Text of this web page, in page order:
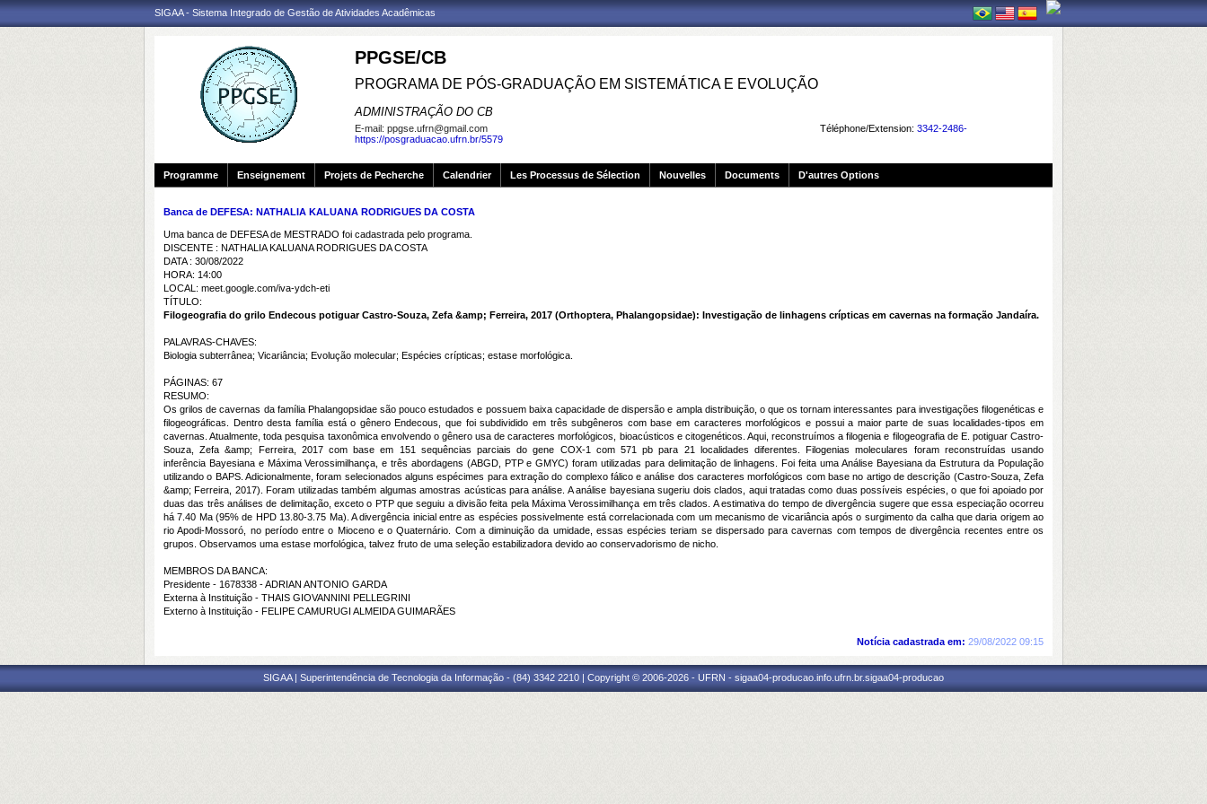
SIGAA - Sistema Integrado de Gestão de Atividades Acadêmicas
PPGSE/CB
PROGRAMA DE PÓS-GRADUAÇÃO EM SISTEMÁTICA E EVOLUÇÃO
ADMINISTRAÇÃO DO CB
Téléphone/Extension: 3342-2486-
E-mail: ppgse.ufrn@gmail.com
https://posgraduacao.ufrn.br/5579
Programme Enseignement Projets de Pecherche Calendrier Les Processus de Sélection Nouvelles Documents D'autres Options
Banca de DEFESA: NATHALIA KALUANA RODRIGUES DA COSTA
Uma banca de DEFESA de MESTRADO foi cadastrada pelo programa.
DISCENTE : NATHALIA KALUANA RODRIGUES DA COSTA
DATA : 30/08/2022
HORA: 14:00
LOCAL: meet.google.com/iva-ydch-eti
TÍTULO:
Filogeografia do grilo Endecous potiguar Castro-Souza, Zefa &amp; Ferreira, 2017 (Orthoptera, Phalangopsidae): Investigação de linhagens crípticas em cavernas na formação Jandaíra.
PALAVRAS-CHAVES:
Biologia subterrânea; Vicariância; Evolução molecular; Espécies crípticas; estase morfológica.
PÁGINAS: 67
RESUMO:
Os grilos de cavernas da família Phalangopsidae são pouco estudados e possuem baixa capacidade de dispersão e ampla distribuição, o que os tornam interessantes para investigações filogenéticas e
filogeográficas. Dentro desta família está o gênero Endecous, que foi subdividido em três subgêneros com base em caracteres morfológicos e possui a maior parte de suas localidades-tipos em
cavernas. Atualmente, toda pesquisa taxonômica envolvendo o gênero usa de caracteres morfológicos, bioacústicos e citogenéticos. Aqui, reconstruímos a filogenia e filogeografia de E. potiguar Castro-
Souza, Zefa &amp; Ferreira, 2017 com base em 151 sequências parciais do gene COX-1 com 571 pb para 21 localidades diferentes. Filogenias moleculares foram reconstruídas usando
inferência Bayesiana e Máxima Verossimilhança, e três abordagens (ABGD, PTP e GMYC) foram utilizadas para delimitação de linhagens. Foi feita uma Análise Bayesiana da Estrutura da População
utilizando o BAPS. Adicionalmente, foram selecionados alguns espécimes para extração do complexo fálico e análise dos caracteres morfológicos com base no artigo de descrição (Castro-Souza, Zefa
&amp; Ferreira, 2017). Foram utilizadas também algumas amostras acústicas para análise. A análise bayesiana sugeriu dois clados, aqui tratadas como duas possíveis espécies, o que foi apoiado por
duas das três análises de delimitação, exceto o PTP que seguiu a divisão feita pela Máxima Verossimilhança em três clados. A estimativa do tempo de divergência sugere que essa especiação ocorreu
há 7.40 Ma (95% de HPD 13.80-3.75 Ma). A divergência inicial entre as espécies possivelmente está correlacionada com um mecanismo de vicariância após o surgimento da calha que daria origem ao
rio Apodi-Mossoró, no período entre o Mioceno e o Quaternário. Com a diminuição da umidade, essas espécies teriam se dispersado para cavernas com tempos de divergência recentes entre os
grupos. Observamos uma estase morfológica, talvez fruto de uma seleção estabilizadora devido ao conservadorismo de nicho.
MEMBROS DA BANCA:
Presidente - 1678338 - ADRIAN ANTONIO GARDA
Externa à Instituição - THAIS GIOVANNINI PELLEGRINI
Externo à Instituição - FELIPE CAMURUGI ALMEIDA GUIMARÃES
Notícia cadastrada em: 29/08/2022 09:15
SIGAA | Superintendência de Tecnologia da Informação - (84) 3342 2210 | Copyright © 2006-2026 - UFRN - sigaa04-producao.info.ufrn.br.sigaa04-producao